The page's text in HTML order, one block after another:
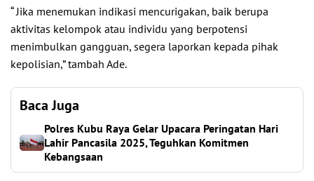
“ Jika menemukan indikasi mencurigakan, baik berupa
aktivitas kelompok atau individu yang berpotensi
menimbulkan gangguan, segera laporkan kepada pihak
kepolisian,” tambah Ade.
Baca Juga
Polres Kubu Raya Gelar Upacara Peringatan Hari
Lahir Pancasila 2025, Teguhkan Komitmen
Kebangsaan